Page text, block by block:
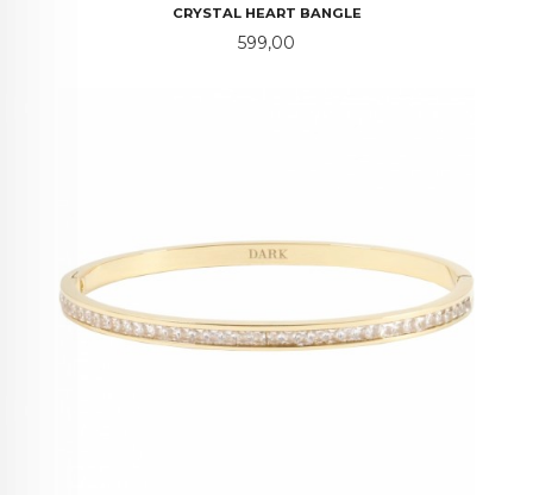
CRYSTAL HEART BANGLE
Pris
599,00